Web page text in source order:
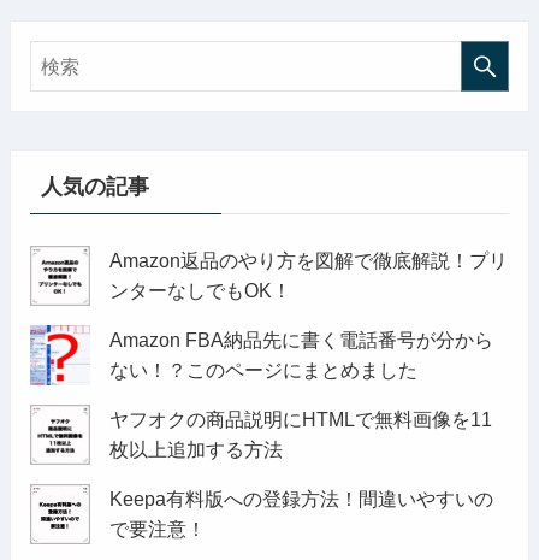
人気の記事
Amazon返品のやり方を図解で徹底解説！プリ
ンターなしでもOK！
Amazon FBA納品先に書く電話番号が分から
ない！？このページにまとめました
ヤフオクの商品説明にHTMLで無料画像を11
枚以上追加する方法
Keepa有料版への登録方法！間違いやすいの
で要注意！